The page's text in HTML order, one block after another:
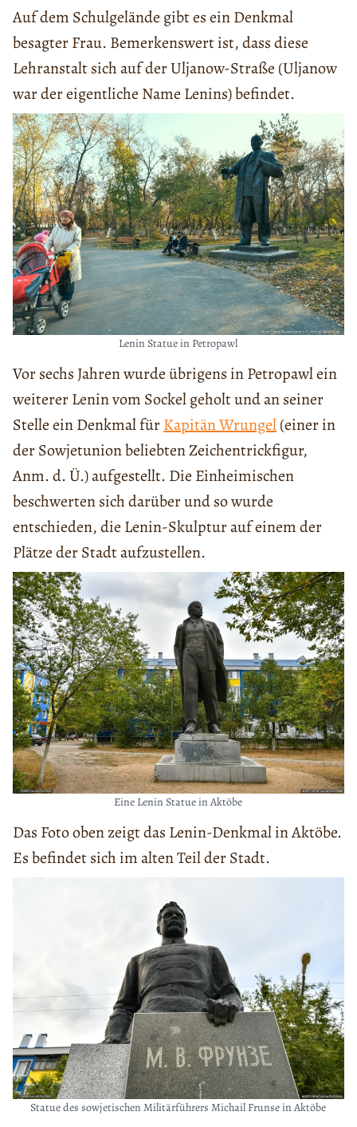
Auf dem Schulgelände gibt es ein Denkmal
besagter Frau. Bemerkenswert ist, dass diese
Lehranstalt sich auf der Uljanow-Straße (Uljanow
war der eigentliche Name Lenins) befindet.
Lenin Statue in Petropawl
Vor sechs Jahren wurde übrigens in Petropawl ein
weiterer Lenin vom Sockel geholt und an seiner
Stelle ein Denkmal fürKapitän Wrungel(einer in
der Sowjetunion beliebten Zeichentrickfigur,
Anm. d. Ü.) aufgestellt. Die Einheimischen
beschwerten sich darüber und so wurde
entschieden, die Lenin-Skulptur auf einem der
Plätze der Stadt aufzustellen.
Eine Lenin Statue in Aktöbe
Das Foto oben zeigt das Lenin-Denkmal in Aktöbe.
Es befindet sich im alten Teil der Stadt.
Statue des sowjetischen Militärführers Michail Frunse in Aktöbe